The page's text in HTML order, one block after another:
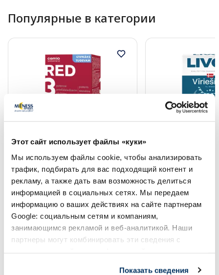
Этот сайт использует файлы «куки»
Мы используем файлы cookie, чтобы анализировать
трафик, подбирать для вас подходящий контент и
рекламу, а также дать вам возможность делиться
информацией в социальных сетях. Мы передаем
информацию о ваших действиях на сайте партнерам
Google: социальным сетям и компаниям,
занимающимся рекламой и веб-аналитикой. Наши
партнеры могут комбинировать эти сведения с
Показать сведения
Популярные в категории
Пищевая добавка
CEMIO Red 3 Сильнее капсулы, 60
шт.
31.39 €
В корзину
LIVOL Multi для
таблетки, 60 шт.
23.29 €